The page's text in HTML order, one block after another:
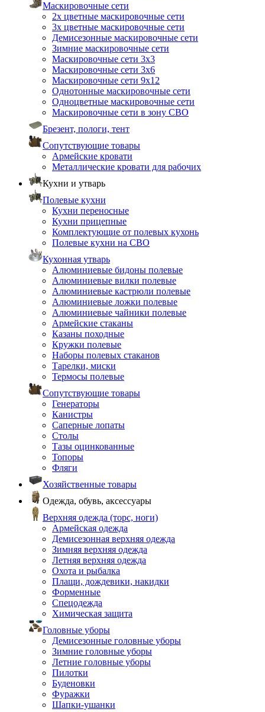
Маскировочные сети
2х цветные маскировочные сети
3х цветные маскировочные сети
Демисезонные маскировочные сети
Зимние маскировочные сети
Маскировочные сети 3х3
Маскировочные сети 3х6
Маскировочные сети 9х12
Однотонные маскировочные сети
Одноцветные маскировочные сети
Маскировочные сети в зону СВО
Брезент, пологи, тент
Сопутствующие товары
Армейские кровати
Металлические кровати для рабочих
Кухни и утварь
Полевые кухни
Кухни переносные
Кухни прицепные
Комплектующие от полевых кухонь
Полевые кухни на СВО
Кухонная утварь
Алюминиевые бидоны полевые
Алюминиевые вилки полевые
Алюминиевые кастрюли полевые
Алюминиевые ложки полевые
Алюминиевые чайники полевые
Армейские стаканы
Казаны походные
Кружки полевые
Наборы полевых стаканов
Тарелки, миски
Термосы полевые
Сопутствующие товары
Генераторы
Канистры
Саперные лопаты
Столы
Тазы оцинкованные
Топоры
Фляги
Хозяйственные товары
Одежда, обувь, аксессуары
Верхняя одежда (торс, ноги)
Армейская одежда
Демисезонная верхняя одежда
Зимняя верхняя одежда
Летняя верхняя одежда
Охота и рыбалка
Плащи, дождевики, накидки
Форменные
Спецодежда
Химическая защита
Головные уборы
Демисезонные головные уборы
Зимние головные уборы
Летние головные уборы
Пилотки
Буденовки
Фуражки
Шапки-ушанки